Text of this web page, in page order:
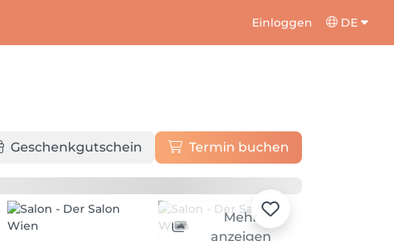
Einloggen DE
Geschenkgutschein Termin buchen
Mehr
anzeigen